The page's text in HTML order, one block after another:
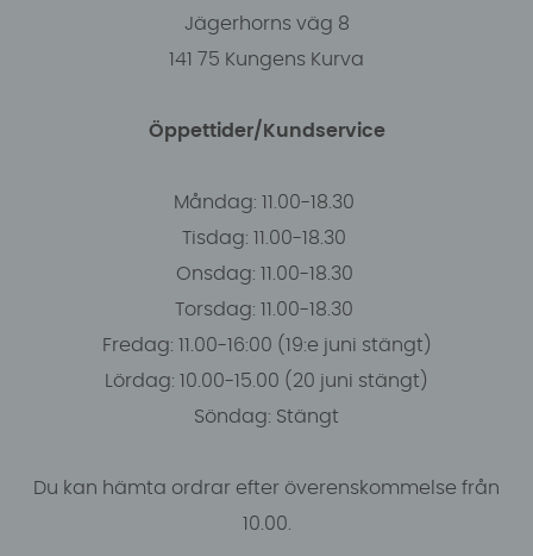
Jägerhorns väg 8
141 75 Kungens Kurva
Öppettider/Kundservice
Måndag: 11.00-18.30
Tisdag: 11.00-18.30
Onsdag: 11.00-18.30
Torsdag: 11.00-18.30
Fredag: 11.00-16:00 (19:e juni stängt)
Lördag: 10.00-15.00 (20 juni stängt)
Söndag: Stängt
Du kan hämta ordrar efter överenskommelse från
10.00.